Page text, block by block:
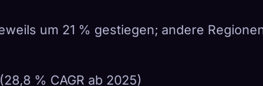
um 21 % gestiegen; andere
% CAGR ab 2025)